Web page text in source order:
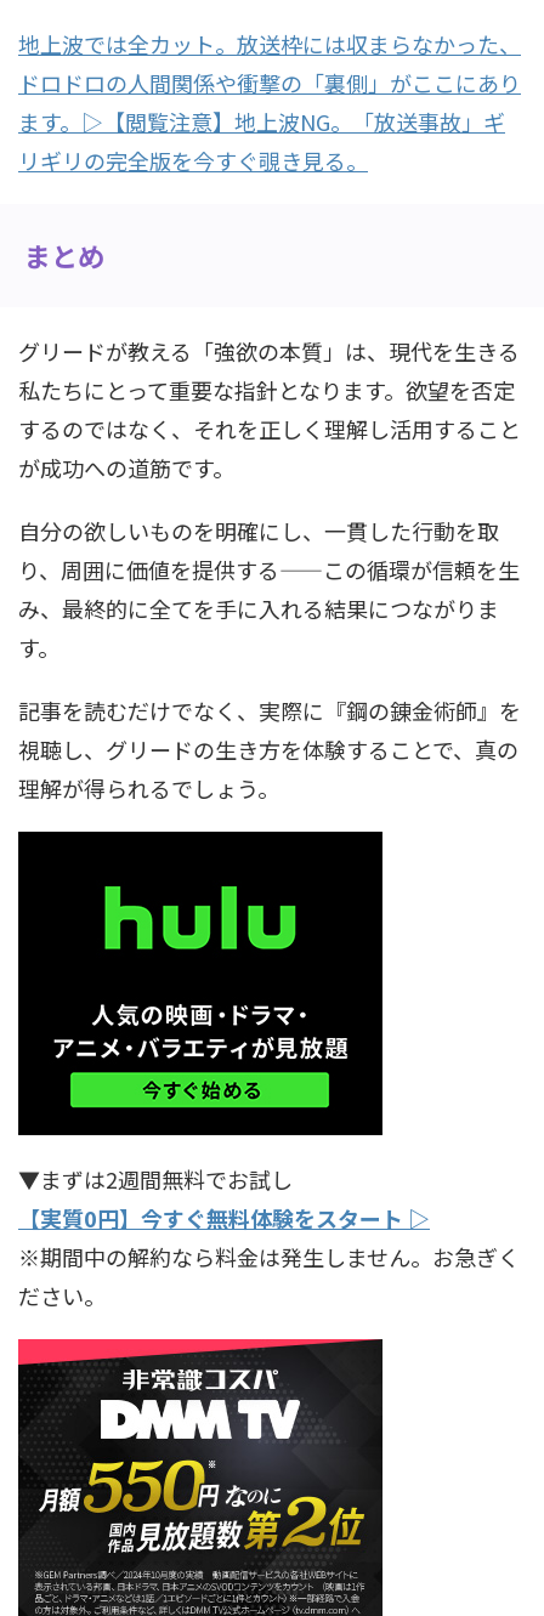
地上波では全カット。放送枠には収まらなかった、
ドロドロの人間関係や衝撃の「裏側」がここにあり
ます。▷【閲覧注意】地上波NG。「放送事故」ギ
リギリの完全版を今すぐ覗き見る。
まとめ
グリードが教える「強欲の本質」は、現代を生きる
私たちにとって重要な指針となります。欲望を否定
するのではなく、それを正しく理解し活用すること
が成功への道筋です。
自分の欲しいものを明確にし、一貫した行動を取
り、周囲に価値を提供する——この循環が信頼を生
み、最終的に全てを手に入れる結果につながりま
す。
記事を読むだけでなく、実際に『鋼の錬金術師』を
視聴し、グリードの生き方を体験することで、真の
理解が得られるでしょう。
▼まずは2週間無料でお試し
【実質0円】今すぐ無料体験をスタート ▷
※期間中の解約なら料金は発生しません。お急ぎく
ださい。